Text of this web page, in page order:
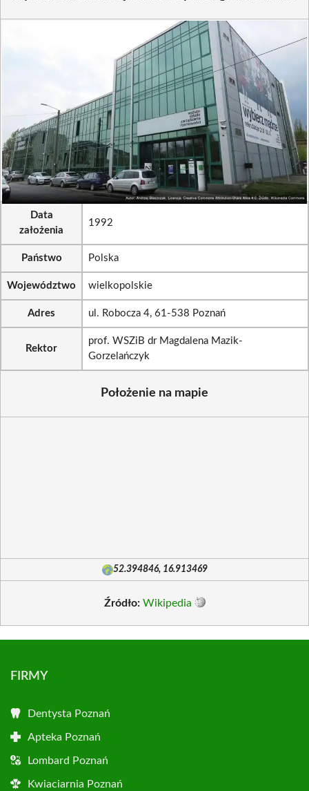
Data
założenia
1992
Państwo Polska
Województwo wielkopolskie
Adres ul. Robocza 4, 61-538 Poznań
Rektor
prof. WSZiB dr Magdalena Mazik-
Gorzelańczyk
Położenie na mapie
52.394846, 16.913469
Źródło: Wikipedia
FIRMY
Dentysta Poznań
Apteka Poznań
Lombard Poznań
Kwiaciarnia Poznań